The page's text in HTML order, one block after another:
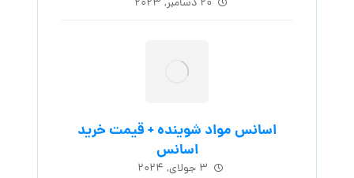
۲۰ دسامبر, ۲۰۲۳
اسانس مواد شوینده + قیمت خرید
اسانس
۳ جولای, ۲۰۲۴